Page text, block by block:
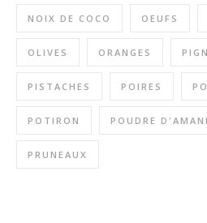
NOIX DE COCO OEUFS
OLIVES ORANGES
PISTACHES POIRES
POTIRON POUDRE
PRUNEAUX